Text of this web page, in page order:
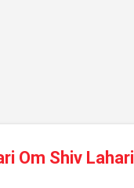
Om Shiv Lahari